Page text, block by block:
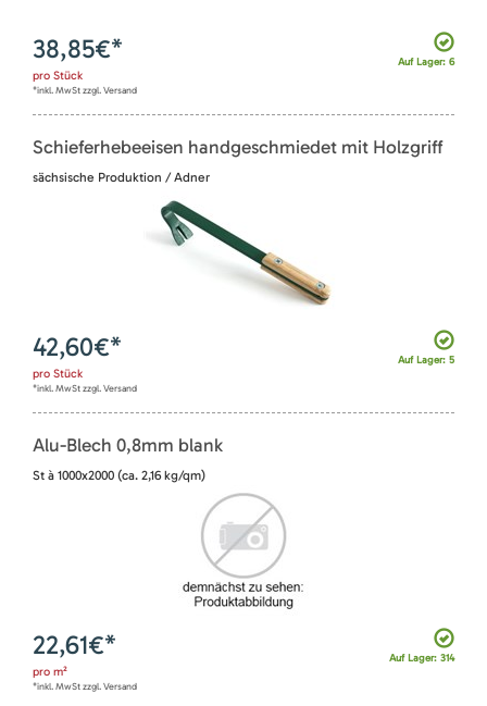
Auf Lager: 6
38,85€*
pro Stück
*inkl. MwSt zzgl. Versand
Schieferhebeeisen handgeschmiedet mit Holzgriff
sächsische Produktion / Adner
Auf Lager: 5
42,60€*
pro Stück
*inkl. MwSt zzgl. Versand
Alu-Blech 0,8mm blank
St à 1000x2000 (ca. 2,16 kg/qm)
Auf Lager: 314
22,61€*
pro m²
*inkl. MwSt zzgl. Versand